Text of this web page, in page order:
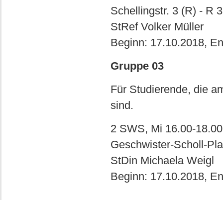
Schellingstr. 3 (R) - R
StRef Volker Müller
Beginn: 17.10.2018,
Gruppe 03
Für Studierende, die
sind.
2 SWS, Mi 16.00-
Geschwister-Scholl-
StDin Michaela Weigl
Beginn: 17.10.2018,